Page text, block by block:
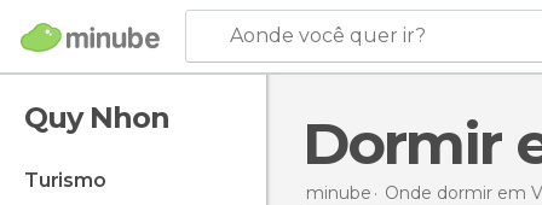
Aonde você quer ir?
Quy Nhon
turismo
minube Onde dormir em